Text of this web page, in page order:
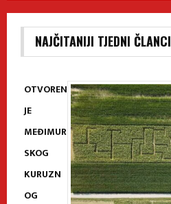
NAJČITANIJI TJEDNI ČLANCI
OTVOREN
JE
MEĐIMUR
SKOG
KURUZN
OG